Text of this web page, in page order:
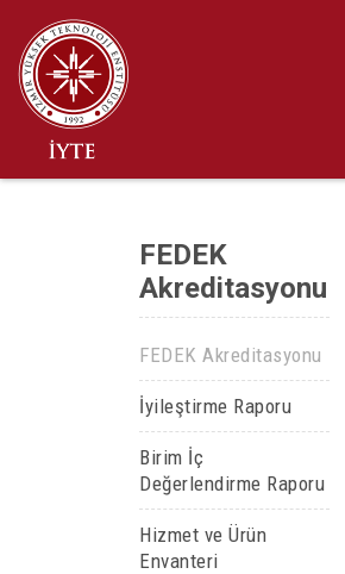
FEDEK
Akreditasyonu
FEDEK Akreditasyonu
İyileştirme Raporu
Birim İç
Değerlendirme Raporu
Hizmet ve Ürün
Envanteri